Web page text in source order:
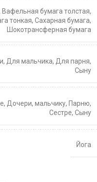
Вафельная бумага толстая,
тонкая, Сахарная бумага,
Шокотрансферная бумага
, Для мальчика, Для парня,
Сыну
, Дочери, мальчику, Парню,
Сестре, Сыну
Йога